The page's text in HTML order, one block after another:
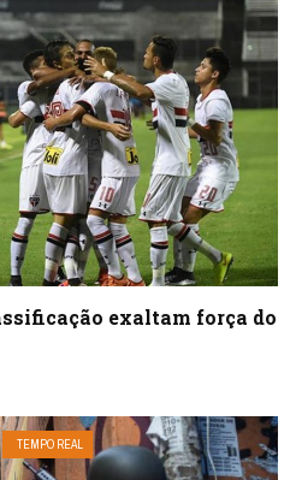
exaltam força do
TEMPO REAL